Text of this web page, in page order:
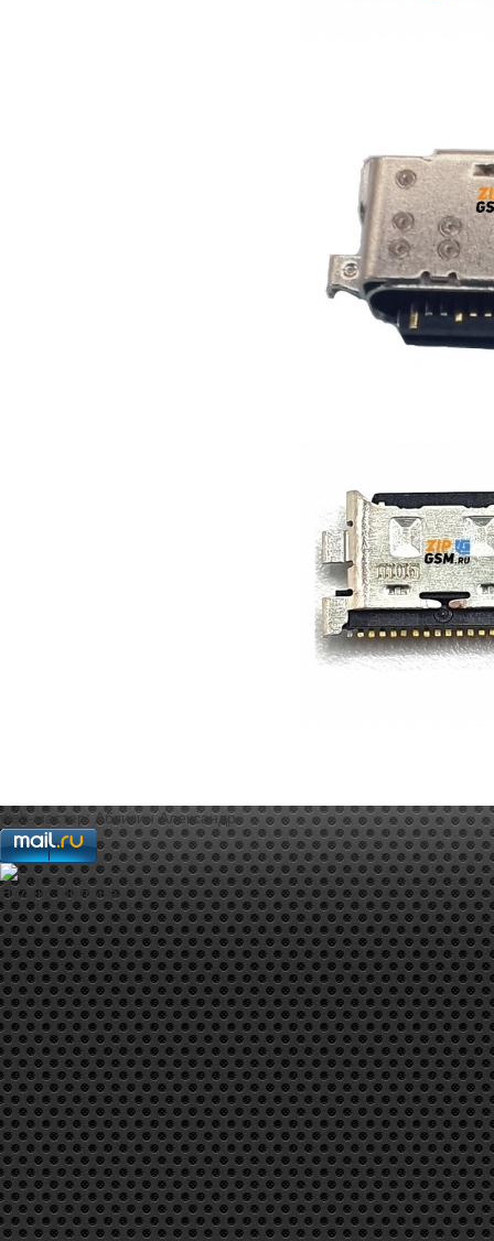
web-мастер:Аблизин Александр